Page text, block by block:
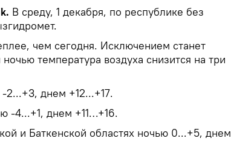
В среду, 1 декабря, по республике без
чем сегодня. Исключением станет
температура воздуха снизится на три
2...+3, днем +12...+17.
-4...+1, днем +11…+16.
и Баткенской областях ночью 0...+5, днем